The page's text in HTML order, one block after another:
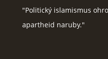
"Politický islamismus
apartheid naruby."